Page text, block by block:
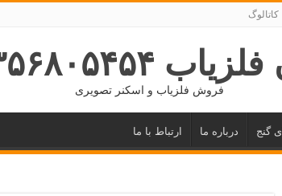
کاتالوگ
۰۹۳۵۶۸۰۵۴۵۴
فروش فلزیاب و اسکنر تصویری
گنج درباره ما ارتباط با ما